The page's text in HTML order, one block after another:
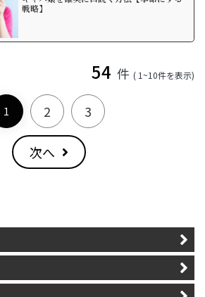
戦略】
54 件 ( 1~10件を表示)
1 2 3
次へ